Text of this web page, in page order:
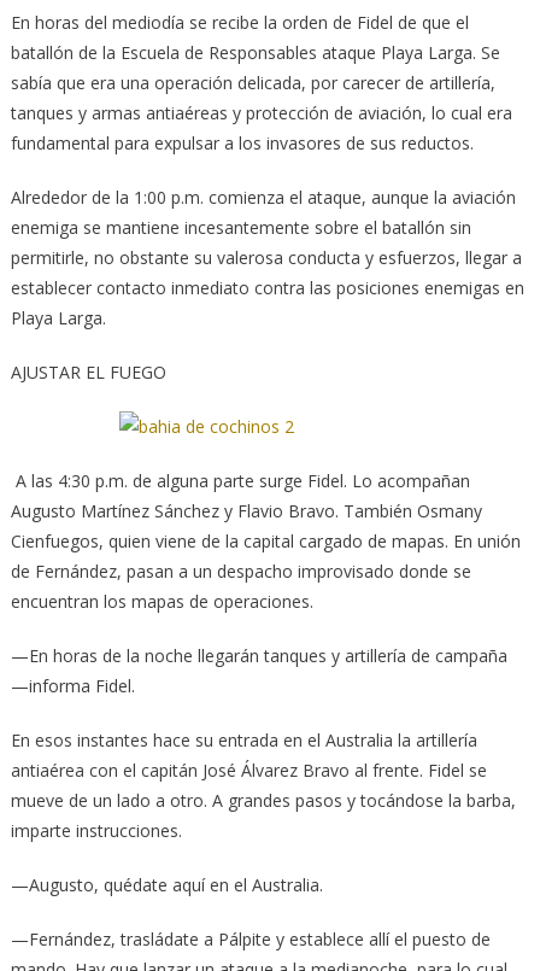
En horas del mediodía se recibe la orden de Fidel de que el
batallón de la Escuela de Responsables ataque Playa Larga. Se
sabía que era una operación delicada, por carecer de artillería,
tanques y armas antiaéreas y protección de aviación, lo cual era
fundamental para expulsar a los invasores de sus reductos.
Alrededor de la 1:00 p.m. comienza el ataque, aunque la aviación
enemiga se mantiene incesantemente sobre el batallón sin
permitirle, no obstante su valerosa conducta y esfuerzos, llegar a
establecer contacto inmediato contra las posiciones enemigas en
Playa Larga.
AJUSTAR EL FUEGO
A las 4:30 p.m. de alguna parte surge Fidel. Lo acompañan
Augusto Martínez Sánchez y Flavio Bravo. También Osmany
Cienfuegos, quien viene de la capital cargado de mapas. En unión
de Fernández, pasan a un despacho improvisado donde se
encuentran los mapas de operaciones.
—En horas de la noche llegarán tanques y artillería de campaña
—informa Fidel.
En esos instantes hace su entrada en el Australia la artillería
antiaérea con el capitán José Álvarez Bravo al frente. Fidel se
mueve de un lado a otro. A grandes pasos y tocándose la barba,
imparte instrucciones.
—Augusto, quédate aquí en el Australia.
—Fernández, trasládate a Pálpite y establece allí el puesto de